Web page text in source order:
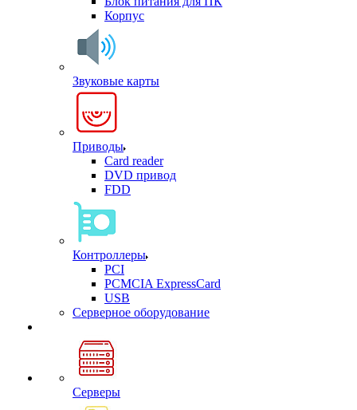
Корпус
Звуковые карты
Приводы
Card reader
DVD привод
FDD
Контроллеры
PCI
PCMCIA ExpressCard
USB
Cерверное оборудование
Серверы